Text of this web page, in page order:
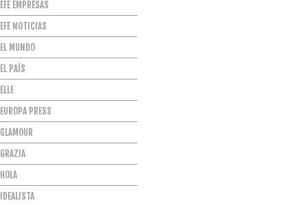
EFE EMPRESAS
EFE NOTICIAS
EL MUNDO
EL PAÍS
ELLE
EUROPA PRESS
GLAMOUR
GRAZIA
HOLA
IDEALISTA